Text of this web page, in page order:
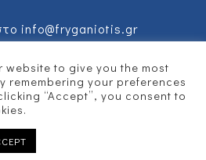
info@fryganiotis.gr
Φρυγανιώτη - Developed
Vertitech
website to give you the most
remembering your preferences
“Accept”, you consent to